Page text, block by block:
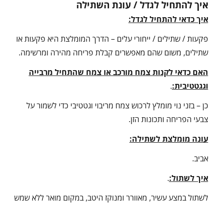
איך להתחיל לגדל / עונת השתילה
איך כדאי להתחיל לגדל:
פקעות / שתילים / ייחורי עלים – הדרך המומלצת היא פקעות או
שתילים, משום שהם מאפשרים קבלת פריחה מהירה ומרשימה.
האם כדאי לקנות צמח מורכב או צמח שהתחיל מרבייה
וגגטטיבית:.
כן – בזני נוי מומלץ לרכוש צמח מריבוי וגטטיבי כדי לשמור על
צבעי הפריחה ותכונות הזן.
עונה מומלצת לשתילה:
אביב.
איך לשתול:.
לשתול במצע עשיר, מאוורר ומנוקז היטב, במקום מואר ללא שמש